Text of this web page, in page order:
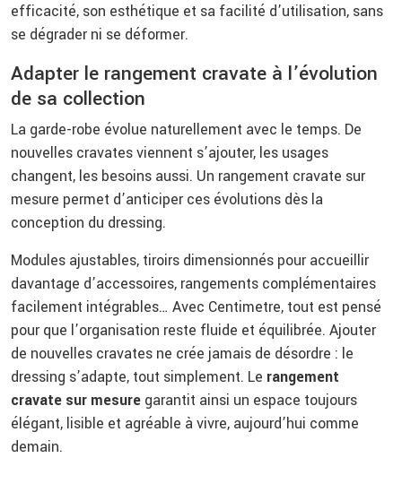
efficacité, son esthétique et sa facilité d’utilisation, sans
se dégrader ni se déformer.
Adapter le rangement cravate à l’évolution
de sa collection
La garde-robe évolue naturellement avec le temps. De
nouvelles cravates viennent s’ajouter, les usages
changent, les besoins aussi. Un rangement cravate sur
mesure permet d’anticiper ces évolutions dès la
conception du dressing.
Modules ajustables, tiroirs dimensionnés pour accueillir
davantage d’accessoires, rangements complémentaires
facilement intégrables… Avec Centimetre, tout est pensé
pour que l’organisation reste fluide et équilibrée. Ajouter
de nouvelles cravates ne crée jamais de désordre : le
dressing s’adapte, tout simplement. Le rangement
cravate sur mesure garantit ainsi un espace toujours
élégant, lisible et agréable à vivre, aujourd’hui comme
demain.